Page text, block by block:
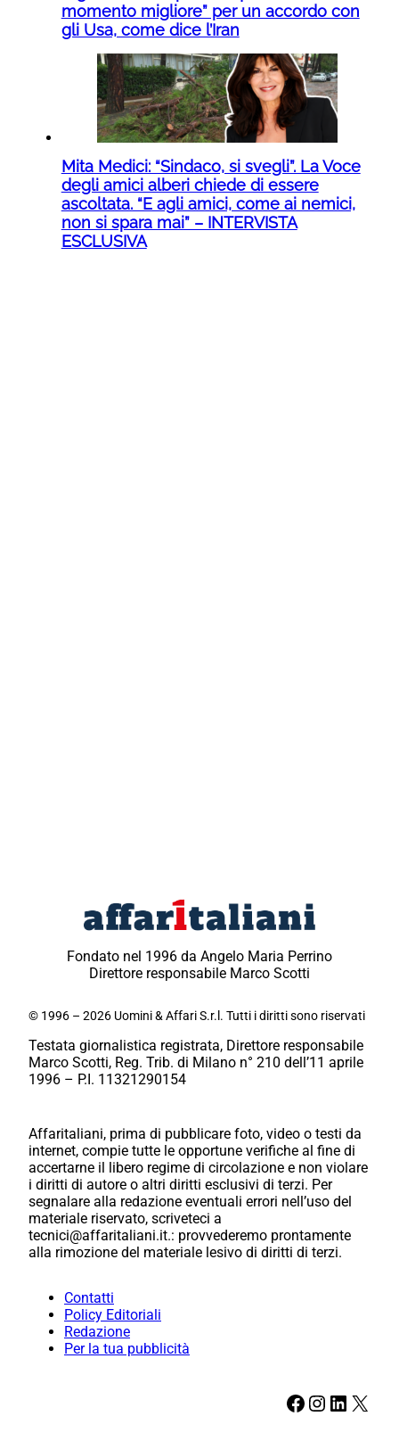
momento migliore” per un accordo con
gli Usa, come dice l’Iran
Mita Medici: “Sindaco, si svegli”. La Voce
degli amici alberi chiede di essere
ascoltata. “E agli amici, come ai nemici,
non si spara mai” – INTERVISTA
ESCLUSIVA
Fondato nel 1996 da Angelo Maria Perrino
Direttore responsabile Marco Scotti
© 1996 – 2026 Uomini & Affari S.r.l. Tutti i diritti sono riservati
Testata giornalistica registrata, Direttore responsabile
Marco Scotti, Reg. Trib. di Milano n° 210 dell’11 aprile
1996 – P.I. 11321290154
Affaritaliani, prima di pubblicare foto, video o testi da
internet, compie tutte le opportune verifiche al fine di
accertarne il libero regime di circolazione e non violare
i diritti di autore o altri diritti esclusivi di terzi. Per
segnalare alla redazione eventuali errori nell’uso del
materiale riservato, scriveteci a
tecnici@affaritaliani.it.: provvederemo prontamente
alla rimozione del materiale lesivo di diritti di terzi.
Contatti
Policy Editoriali
Redazione
Per la tua pubblicità
Facebook Instagram LinkedIn X